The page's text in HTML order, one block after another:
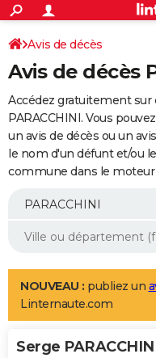
ACTUALITÉS
Politique
Société
Faits Divers
Education
Monde
Villes
+
SPORT
Coupe du monde 2026
Football
Tennis
Cyclisme
Rugby
Forum
Programme TV
TNT
Streaming
Cinéma
Sorties cinéma
Musique
+
FINANCE
Impôts
Immobilier
Risques naturels par ville
Banque
Assurance
Crédit
AUTO
Essais
Réserver un essai
Citadines
Berlines
SUV
Forum auto
+
Mobiles
Meilleur smartphone
Internet
Ordinateurs
Jeux vidéo
Guide high-tech
Aménagement intérieur
LIFESTYLE
Art de vivre
Bien-être
Loisirs
Mode
Modes de vie
Alimentation
Guide de la santé
Maladies
Médicaments
Sommeil
VOYAGE
Avis de décès
Avis de décès
Accédez gratuitement sur
PARACCHINI. Vous
un avis de décès ou un
le nom d'un défunt et/ou
commune dans le moteur
NOUVEAU : publiez un
Linternaute.com
Serge